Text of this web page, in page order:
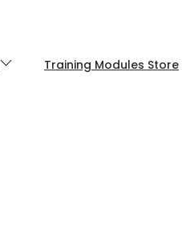
Training Modules Store